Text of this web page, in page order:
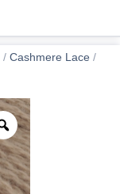
/ Cashmere Lace /